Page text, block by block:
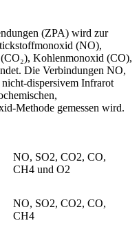
(ZPA) wird zur
(NO),
Kohlenmonoxid (CO),
Die Verbindungen NO,
dispersivem Infrarot
Methode gemessen wird.
NO, SO2, CO2, CO,
CH4 und O2
NO, SO2, CO2, CO,
CH4